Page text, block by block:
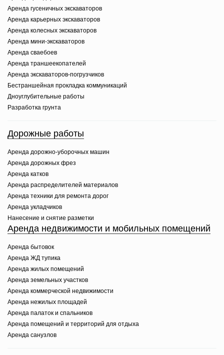
Аренда гусеничных экскаваторов
Аренда карьерных экскаваторов
Аренда колесных экскаваторов
Аренда мини-экскаваторов
Аренда сваебоев
Аренда траншеекопателей
Аренда экскаваторов-погрузчиков
Бестраншейная прокладка коммуникаций
Дноуглубительные работы
Разработка грунта
Дорожные работы
Аренда дорожно-уборочных машин
Аренда дорожных фрез
Аренда катков
Аренда распределителей материалов
Аренда техники для ремонта дорог
Аренда укладчиков
Нанесение и снятие разметки
Аренда недвижимости и мобильных помещений
Аренда бытовок
Аренда ЖД тупика
Аренда жилых помещений
Аренда земельных участков
Аренда коммерческой недвижимости
Аренда нежилых площадей
Аренда палаток и спальников
Аренда помещений и территорий для отдыха
Аренда санузлов